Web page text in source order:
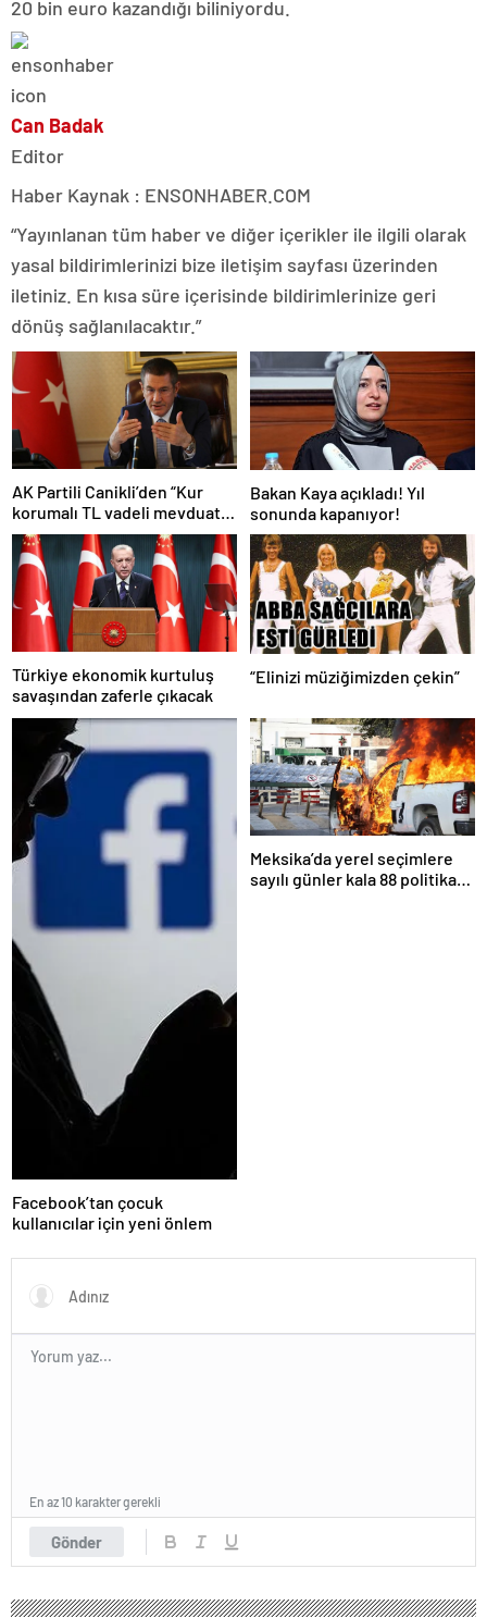
20 bin euro kazandığı biliniyordu.
Can Badak
Editor
Haber Kaynak : ENSONHABER.COM
“Yayınlanan tüm haber ve diğer içerikler ile ilgili olarak
yasal bildirimlerinizi bize iletişim sayfası üzerinden
iletiniz. En kısa süre içerisinde bildirimlerinize geri
dönüş sağlanılacaktır.”
AK Partili Canikli’den “Kur
korumalı TL vadeli mevduat
sistemi” açıklaması!
Bakan Kaya açıkladı! Yıl
sonunda kapanıyor!
Türkiye ekonomik kurtuluş
savaşından zaferle çıkacak
“Elinizi müziğimizden çekin”
Facebook’tan çocuk
kullanıcılar için yeni önlem
Meksika’da yerel seçimlere
sayılı günler kala 88 politikacı
Gönder
En az 10 karakter gerekli